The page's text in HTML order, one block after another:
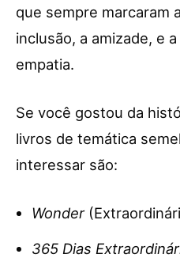
que sempre marcaram
inclusão, a amizade, e
empatia.
Se você gostou da
livros de temática
interessar são:
Wonder
365 Dias